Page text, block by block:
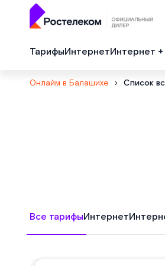
ТарифыИнтернетИнтернет
Онлайм в Балашихе › Список
Все тарифыИнтернет